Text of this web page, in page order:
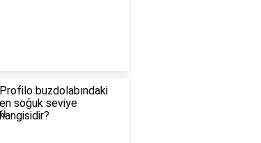
Profilo buzdolabındaki
en soğuk seviye